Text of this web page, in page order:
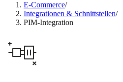
E-Commerce/
Integrationen & Schnittstellen/
PIM-Integration